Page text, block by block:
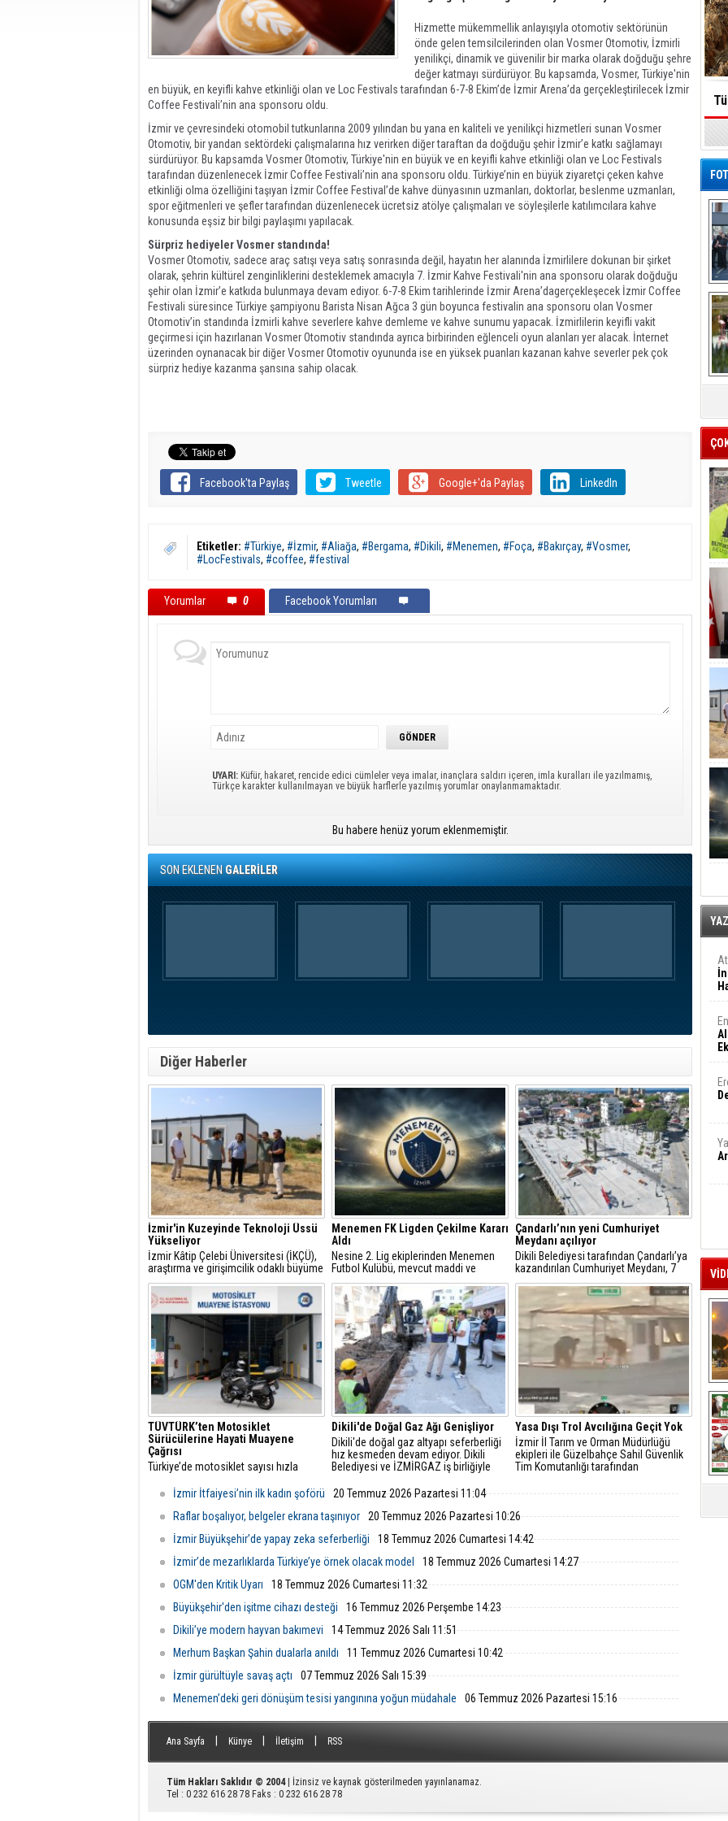
Hizmette mükemmellik anlayışıyla otomotiv sektörünün
önde gelen temsilcilerinden olan Vosmer Otomotiv, İzmirli
yenilikçi, dinamik ve güvenilir bir marka olarak doğduğu şehre
değer katmayı sürdürüyor. Bu kapsamda, Vosmer, Türkiye'nin
en büyük, en keyifli kahve etkinliği olan ve Loc Festivals tarafından 6-7-8 Ekim’de İzmir Arena’da gerçekleştirilecek İzmir
Coffee Festivali’nin ana sponsoru oldu.
İzmir ve çevresindeki otomobil tutkunlarına 2009 yılından bu yana en kaliteli ve yenilikçi hizmetleri sunan Vosmer
Otomotiv, bir yandan sektördeki çalışmalarına hız verirken diğer taraftan da doğduğu şehir İzmir’e katkı sağlamayı
sürdürüyor. Bu kapsamda Vosmer Otomotiv, Türkiye'nin en büyük ve en keyifli kahve etkinliği olan ve Loc Festivals
tarafından düzenlenecek İzmir Coffee Festivali’nin ana sponsoru oldu. Türkiye’nin en büyük ziyaretçi çeken kahve
etkinliği olma özelliğini taşıyan İzmir Coffee Festival’de kahve dünyasının uzmanları, doktorlar, beslenme uzmanları,
spor eğitmenleri ve şefler tarafından düzenlenecek ücretsiz atölye çalışmaları ve söyleşilerle katılımcılara kahve
konusunda eşsiz bir bilgi paylaşımı yapılacak.
Sürpriz hediyeler Vosmer standında!
Vosmer Otomotiv, sadece araç satışı veya satış sonrasında değil, hayatın her alanında İzmirlilere dokunan bir şirket
olarak, şehrin kültürel zenginliklerini desteklemek amacıyla 7. İzmir Kahve Festivali'nin ana sponsoru olarak doğduğu
şehir olan İzmir’e katkıda bulunmaya devam ediyor. 6-7-8 Ekim tarihlerinde İzmir Arena’dagerçekleşecek İzmir Coffee
Festivali süresince Türkiye şampiyonu Barista Nisan Ağca 3 gün boyunca festivalin ana sponsoru olan Vosmer
Otomotiv’in standında İzmirli kahve severlere kahve demleme ve kahve sunumu yapacak. İzmirlilerin keyifli vakit
geçirmesi için hazırlanan Vosmer Otomotiv standında ayrıca birbirinden eğlenceli oyun alanları yer alacak. İnternet
üzerinden oynanacak bir diğer Vosmer Otomotiv oyununda ise en yüksek puanları kazanan kahve severler pek çok
sürpriz hediye kazanma şansına sahip olacak.
Facebook'ta Paylaş Tweetle Google+'da Paylaş LinkedIn
Etiketler: #Türkiye, #İzmir, #Aliağa, #Bergama, #Dikili, #Menemen, #Foça, #Bakırçay, #Vosmer,
#LocFestivals, #coffee, #festival
Yorumlar 0 Facebook Yorumları
UYARI: Küfür, hakaret, rencide edici cümleler veya imalar, inançlara saldırı içeren, imla kuralları ile yazılmamış,
Türkçe karakter kullanılmayan ve büyük harflerle yazılmış yorumlar onaylanmamaktadır.
Bu habere henüz yorum eklenmemiştir.
SON EKLENENGALERİLER
Diğer Haberler
İzmir'in Kuzeyinde Teknoloji Üssü
Yükseliyor
İzmir Kâtip Çelebi Üniversitesi (İKÇÜ),
araştırma ve girişimcilik odaklı büyüme
vizyonunun en önemli yatırımlarından
biri olan Technocity İzmir Teknoloji
Geliştirme Bölgesi projesinde yeni bir
aşamaya geçti.
Menemen FK Ligden Çekilme Kararı
Aldı
Nesine 2. Lig ekiplerinden Menemen
Futbol Kulübü, mevcut maddi ve
manevi imkânsızlıklar nedeniyle ligden
çekilme kararı aldığını açıkladı.
Çandarlı’nın yeni Cumhuriyet
Meydanı açılıyor
Dikili Belediyesi tarafından Çandarlı’ya
kazandırılan Cumhuriyet Meydanı, 7
Ağustos Cuma günü düzenlenecek
görkemli bir törenle hizmete açılıyor.
TÜVTÜRK’ten Motosiklet
Sürücülerine Hayati Muayene
Çağrısı
Türkiye’de motosiklet sayısı hızla
bu araçlarda düzenli teknik kontrollerin
önemi de giderek artıyor.
Dikili'de Doğal Gaz Ağı Genişliyor
Dikili'de doğal gaz altyapı seferberliği
hız kesmeden devam ediyor. Dikili
Belediyesi ve İZMİRGAZ iş birliğiyle
resmen başladı.
Yasa Dışı Trol Avcılığına Geçit Yok
İzmir İl Tarım ve Orman Müdürlüğü
ekipleri ile Güzelbahçe Sahil Güvenlik
Tim Komutanlığı tarafından
Urla ilçesi açıklarında trol avcılığına
yapan bir balıkçı teknesi tespit edildi.
İzmir İtfaiyesi’nin ilk kadın şoförü
20 Temmuz 2026 Pazartesi 11:04
Raflar boşalıyor, belgeler ekrana taşınıyor
20 Temmuz 2026 Pazartesi 10:26
İzmir Büyükşehir’de yapay zeka seferberliği
18 Temmuz 2026 Cumartesi 14:42
İzmir’de mezarlıklarda Türkiye’ye örnek olacak model
18 Temmuz 2026 Cumartesi 14:27
OGM'den Kritik Uyarı
18 Temmuz 2026 Cumartesi 11:32
Büyükşehir'den işitme cihazı desteği
16 Temmuz 2026 Perşembe 14:23
Dikili’ye modern hayvan bakımevi
14 Temmuz 2026 Salı 11:51
Merhum Başkan Şahin dualarla anıldı
11 Temmuz 2026 Cumartesi 10:42
İzmir gürültüyle savaş açtı
07 Temmuz 2026 Salı 15:39
Menemen’deki geri dönüşüm tesisi yangınına yoğun müdahale
06 Temmuz 2026 Pazartesi 15:16
Ana Sayfa Künye İletişim RSS
Tüm Hakları Saklıdır © 2004
| İzinsiz ve kaynak gösterilmeden yayınlanamaz.
Tel : 0 232 616 28 78 Faks : 0 232 616 28 78